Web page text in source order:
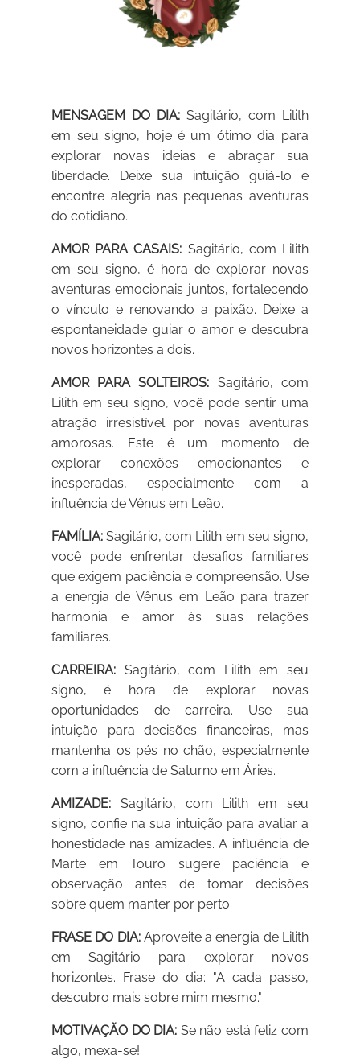
MENSAGEM DO DIA: Sagitário, com Lilith
em seu signo, hoje é um ótimo dia para
explorar novas ideias e abraçar sua
liberdade. Deixe sua intuição guiá-lo e
encontre alegria nas pequenas aventuras
do cotidiano.
AMOR PARA CASAIS: Sagitário, com Lilith
em seu signo, é hora de explorar novas
aventuras emocionais juntos, fortalecendo
o vínculo e renovando a paixão. Deixe a
espontaneidade guiar o amor e descubra
novos horizontes a dois.
AMOR PARA SOLTEIROS: Sagitário, com
Lilith em seu signo, você pode sentir uma
atração irresistível por novas aventuras
amorosas. Este é um momento de
explorar conexões emocionantes e
inesperadas, especialmente com a
influência de Vênus em Leão.
FAMÍLIA: Sagitário, com Lilith em seu signo,
você pode enfrentar desafios familiares
que exigem paciência e compreensão. Use
a energia de Vênus em Leão para trazer
harmonia e amor às suas relações
familiares.
CARREIRA: Sagitário, com Lilith em seu
signo, é hora de explorar novas
oportunidades de carreira. Use sua
intuição para decisões financeiras, mas
mantenha os pés no chão, especialmente
com a influência de Saturno em Áries.
AMIZADE: Sagitário, com Lilith em seu
signo, confie na sua intuição para avaliar a
honestidade nas amizades. A influência de
Marte em Touro sugere paciência e
observação antes de tomar decisões
sobre quem manter por perto.
FRASE DO DIA:Aproveite a energia de Lilith
em Sagitário para explorar novos
horizontes. Frase do dia: "A cada passo,
descubro mais sobre mim mesmo."
MOTIVAÇÃO DO DIA: Se não está feliz com
algo, mexa-se!.